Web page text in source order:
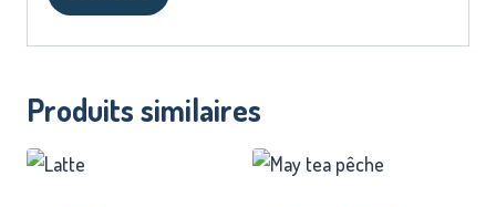
Produits similaires